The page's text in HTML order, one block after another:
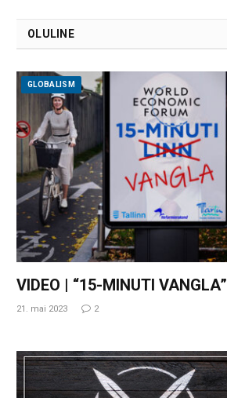
OLULINE
GLOBALISM
VIDEO | “15-MINUTI VANGLA”
21. mai 2023 2